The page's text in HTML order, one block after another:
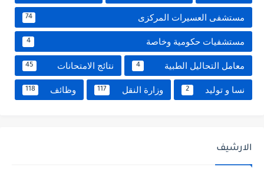
مستشفى العسيرات المركزى 74
مستشفيات حكومية وخاصة 4
معامل التحاليل الطبية 4 نتائج الامتحانات 45
نسا و توليد 2 وزارة النقل 117 وظائف 118
الارشيف